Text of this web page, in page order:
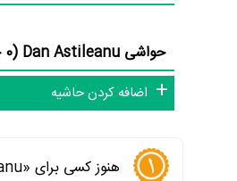
حواشی Dan Astileanu (0 حاشیه)
اضافه کردن حاشیه
هنوز کسی برای «Dan Astileanu» نظری نگذاشته است. اولین نفری باشید که نظر می‌دهید